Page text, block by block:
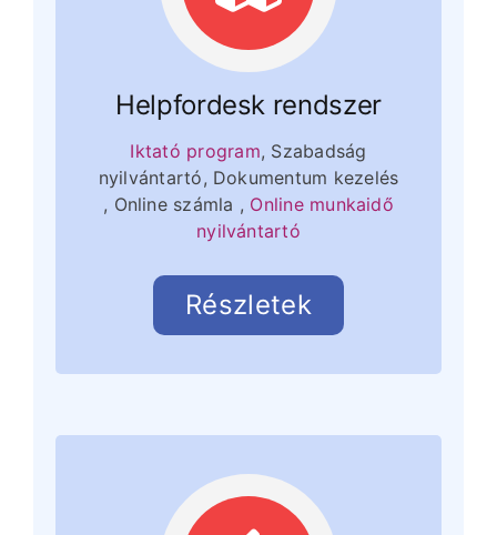
Helpfordesk rendszer
Iktató program, Szabadság
nyilvántartó, Dokumentum kezelés
, Online számla , Online munkaidő
nyilvántartó
Részletek